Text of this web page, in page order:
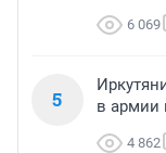
6 069
5
в армии
4 862